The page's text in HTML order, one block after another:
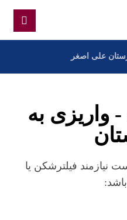
علی اصغر
واریزی به
نیازمند فیلترشکن یا